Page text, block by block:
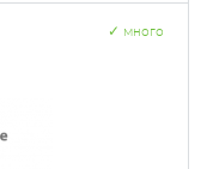
много